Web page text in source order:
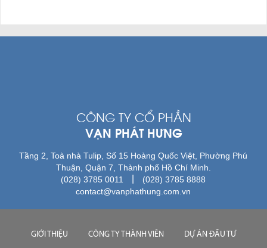
CÔNG TY CỔ PHẦN
VẠN PHÁT HƯNG
Tầng 2, Toà nhà Tulip, Số 15 Hoàng Quốc Việt, Phường Phú
Thuận, Quận 7, Thành phố Hồ Chí Minh.
(028) 3785 0011
(028) 3785 8888
contact@vanphathung.com.vn
GIỚI THIỆU CÔNG TY THÀNH VIÊN DỰ ÁN ĐẦU TƯ